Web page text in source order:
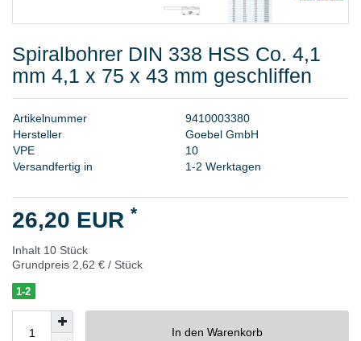
Spiralbohrer DIN 338 HSS Co. 4,1
mm 4,1 x 75 x 43 mm geschliffen
Artikelnummer 9410003380
Hersteller Goebel GmbH
VPE 10
Versandfertig in
1-2 Werktagen
26,20 EUR *
Inhalt 10 Stück
Grundpreis 2,62 € / Stück
1-2
In den Warenkorb